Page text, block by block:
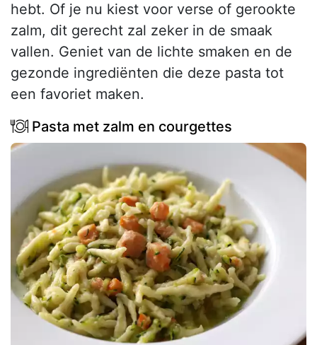
hebt. Of je nu kiest voor verse of gerookte
zalm, dit gerecht zal zeker in de smaak
vallen. Geniet van de lichte smaken en de
gezonde ingrediënten die deze pasta tot
een favoriet maken.
Pasta met zalm en courgettes